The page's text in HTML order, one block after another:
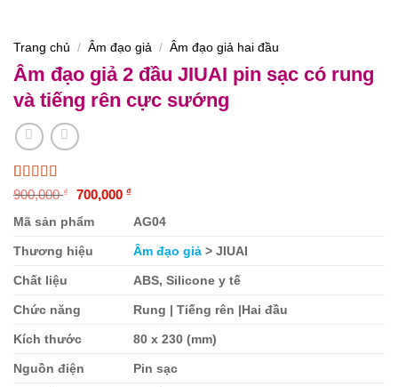
Trang chủ / Âm đạo giả / Âm đạo giả hai đầu
Âm đạo giả 2 đầu JIUAI pin sạc có rung
và tiếng rên cực sướng
4.96trên 5
27
đánh giá
900,000₫
Giá
là:
700,000 ₫
tại
700,000 ₫.
Mã sản phẩm AG04
Thương hiệu Âm đạo giả > JIUAI
Chất liệu ABS, Silicone y tế
Chức năng Rung | Tiếng rên |Hai đầu
Kích thước 80 x230 (mm)
Nguồn điện Pin sạc